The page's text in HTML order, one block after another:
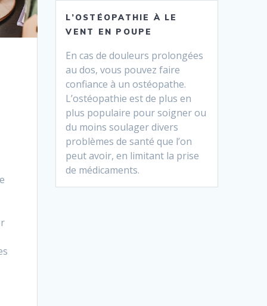
L’OSTÉOPATHIE À LE
VENT EN POUPE
En cas de douleurs prolongées
au dos, vous pouvez faire
confiance à un ostéopathe.
L’ostéopathie est de plus en
plus populaire pour soigner ou
du moins soulager divers
problèmes de santé que l’on
peut avoir, en limitant la prise
de médicaments.